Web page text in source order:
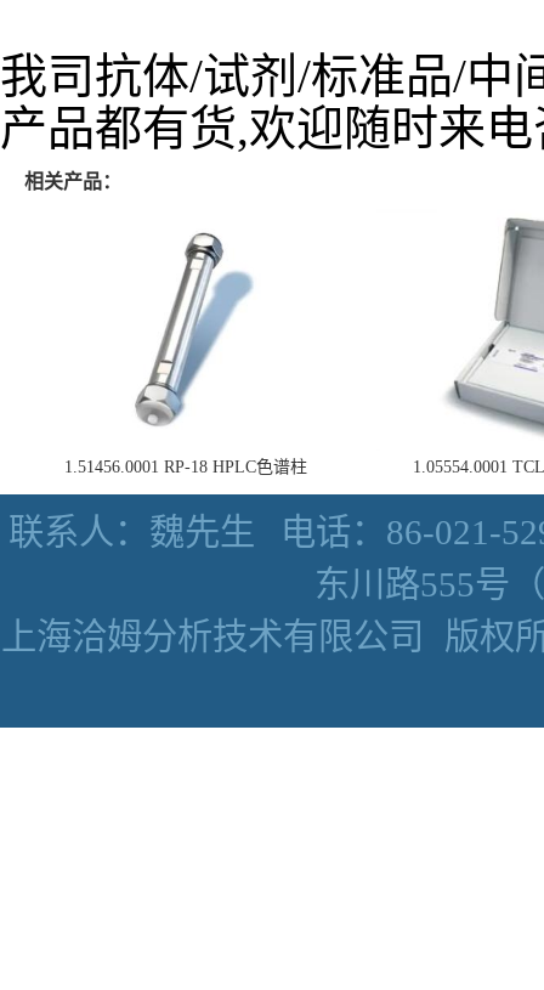
我司抗体/试剂/标准品/中
产品都有货,欢迎随时来
相关产品：
1.51456.0001 RP-18 HPLC色谱柱 1.05554.0001
联系人：魏先生
电话：86-021-
东川路555号
上海洽姆分析技术有限公司
版权